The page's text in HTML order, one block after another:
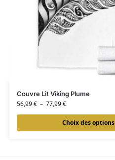
Couvre Lit Viking Plume
56,99€ – 77,99€
Choix des options